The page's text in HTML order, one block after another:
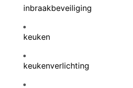
inbraakbeveiliging
keuken
keukenverlichting